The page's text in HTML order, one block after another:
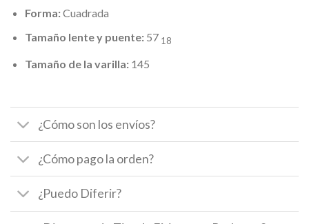
Forma:Cuadrada
Tamaño lente y puente:57 18
Tamaño de la varilla: 145
¿Cómo son los envíos?
¿Cómo pago la orden?
¿Puedo Diferir?